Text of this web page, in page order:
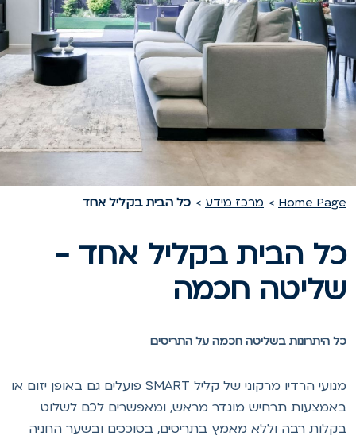
Home מרכז מידע כל הבית בקליל אחד
הבית בקליל אחד -
חכמה
היתרונות בשליטה חכמה על התריסים
מנועי הרדיו מרקוני של קליל SMART פועלים גם באופן יזום או
תרחיש מוגדר מראש, ומאפשרים לכם לשלוט
רבה וללא מאמץ בתריסים, בסוככים ובשער החניה